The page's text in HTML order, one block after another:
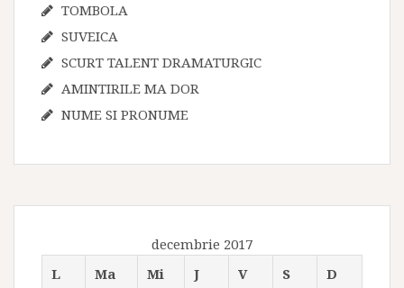
TOMBOLA
SUVEICA
SCURT TALENT DRAMATURGIC
AMINTIRILE MA DOR
NUME SI PRONUME
decembrie 2017
L
Ma Mi J V S D